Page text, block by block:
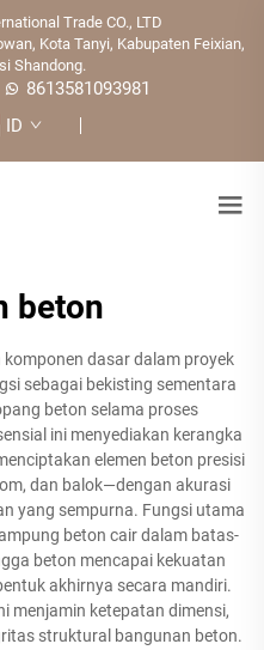
Trade CO., LTD
Kota Tanyi, Kabupaten Feixian,
Shandong.
8613581093981
ID
beton
dasar dalam proyek
sebagai bekisting sementara
beton selama proses
ini menyediakan kerangka
elemen beton presisi
dan balok—dengan akurasi
yang sempurna. Fungsi utama
beton cair dalam batas-
beton mencapai kekuatan
akhirnya secara mandiri.
menjamin ketepatan dimensi,
struktural bangunan beton.